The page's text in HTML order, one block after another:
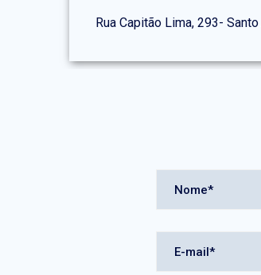
Rua Capitão Lima, 293-